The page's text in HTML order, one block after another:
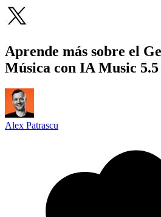
Aprende más sobre el
Música con IA Music
Alex Patrascu